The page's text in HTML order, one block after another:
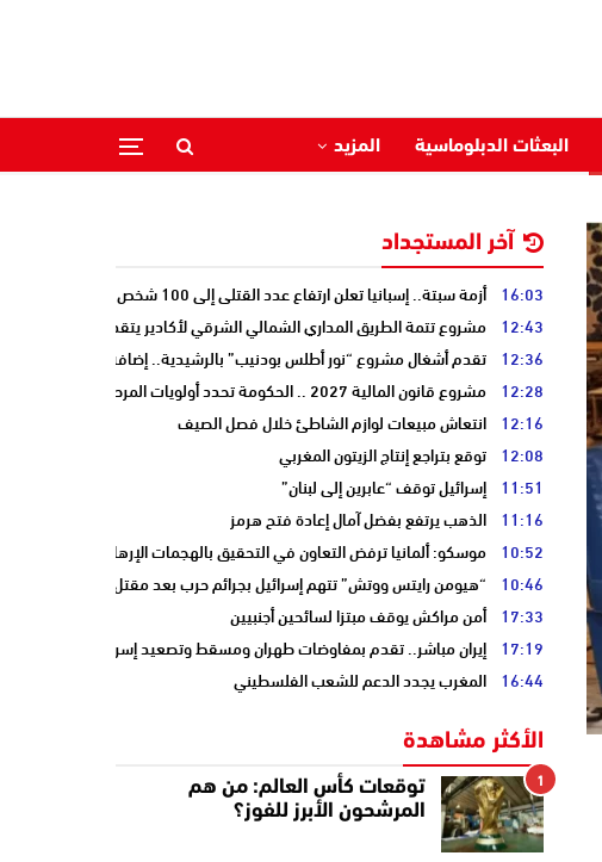
البعثات الدبلوماسية المزيد
آخر المستجداد
16:03 أزمة سبتة.. إسبانيا تعلن ارتفاع عدد القتلى إلى 100 شخص
12:43 مشروع تتمة الطريق المداري الشمالي الشرقي لأكادير يتقدم نحو مرحلة
12:36 تقدم أشغال مشروع “نور أطلس بودنيب” بالرشيدية.. إضافة 33 ميغاوات إلى الشبكة الوطنية
12:28 مشروع قانون المالية 2027 .. الحكومة تحدد أولويات المرحلة المقبلة
12:16 انتعاش مبيعات لوازم الشاطئ خلال فصل الصيف
12:08 توقع بتراجع إنتاج الزيتون المغربي
11:51 إسرائيل توقف “عابرين إلى لبنان”
11:16 الذهب يرتفع بفضل آمال إعادة فتح هرمز
10:52 موسكو: ألمانيا ترفض التعاون في التحقيق بالهجمات الإرهابية على أنابيب
10:46 “هيومن رايتس ووتش” تتهم إسرائيل بجرائم حرب بعد مقتل الصحفية آمال
17:33 أمن مراكش يوقف مبتزا لسائحين أجنبيين
17:19 إيران مباشر.. تقدم بمفاوضات طهران ومسقط وتصعيد إسرائيلي جنوب لبنان
16:44 المغرب يجدد الدعم للشعب الفلسطيني
الأكثر مشاهدة
1
توقعات كأس العالم: من هم
المرشحون الأبرز للفوز؟